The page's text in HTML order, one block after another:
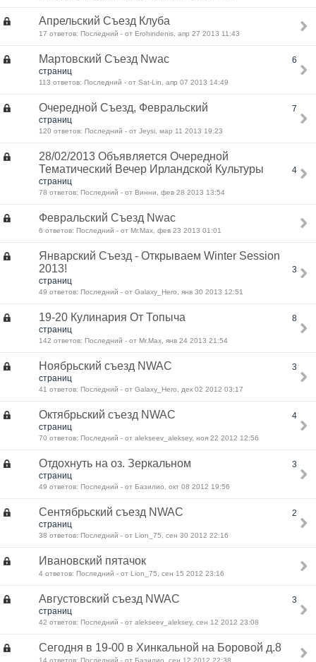
Апрельский Съезд Клуба
17 ответов: Последний - от Erohindenis, апр 27 2013 11:43
Мартовский Съезд Nwac
6
страниц
113 ответов: Последний - от Sat-Lin, апр 07 2013 14:49
Очередной Съезд, Февральский
7
страниц
120 ответов: Последний - от Jeysi, мар 11 2013 19:23
28/02/2013 Объявляется Очередной
Тематический Вечер Ирландской Культуры
4
страниц
78 ответов: Последний - от Винни, фев 28 2013 13:54
Февральский Съезд Nwac
6 ответов: Последний - от Mr.Max, фев 23 2013 01:01
Январский Cъезд - Открываем Winter Session
2013!
3
страниц
49 ответов: Последний - от Galaxy_Hero, янв 30 2013 12:51
19-20 Кулинария От Топыча
8
страниц
142 ответов: Последний - от Mr.Max, янв 24 2013 21:54
Ноябрьский съезд NWAC
3
страниц
41 ответов: Последний - от Galaxy_Hero, дек 02 2012 03:17
Октябрьский съезд NWAC
4
страниц
70 ответов: Последний - от alekseev_aleksey, ноя 22 2012 12:56
Отдохнуть на оз. Зеркальном
3
страниц
49 ответов: Последний - от Базилио, окт 08 2012 19:56
Сентябрьский съезд NWAC
2
страниц
38 ответов: Последний - от Lion_75, сен 30 2012 22:16
Ивановский пятачок
4 ответов: Последний - от Lion_75, сен 15 2012 23:16
Августовский съезд NWAC
3
страниц
42 ответов: Последний - от alekseev_aleksey, сен 12 2012 23:08
Сегодня в 19-00 в Хинкальной на Боровой д.8
14 ответов: Последний - от Базилио, сен 12 2012 22:38